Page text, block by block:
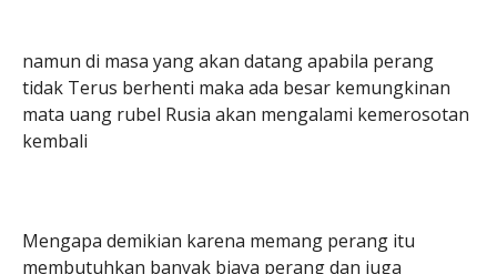
namun di masa yang akan datang apabila perang
tidak Terus berhenti maka ada besar kemungkinan
mata uang rubel Rusia akan mengalami kemerosotan
kembali
Mengapa demikian karena memang perang itu
membutuhkan banyak biaya perang dan juga